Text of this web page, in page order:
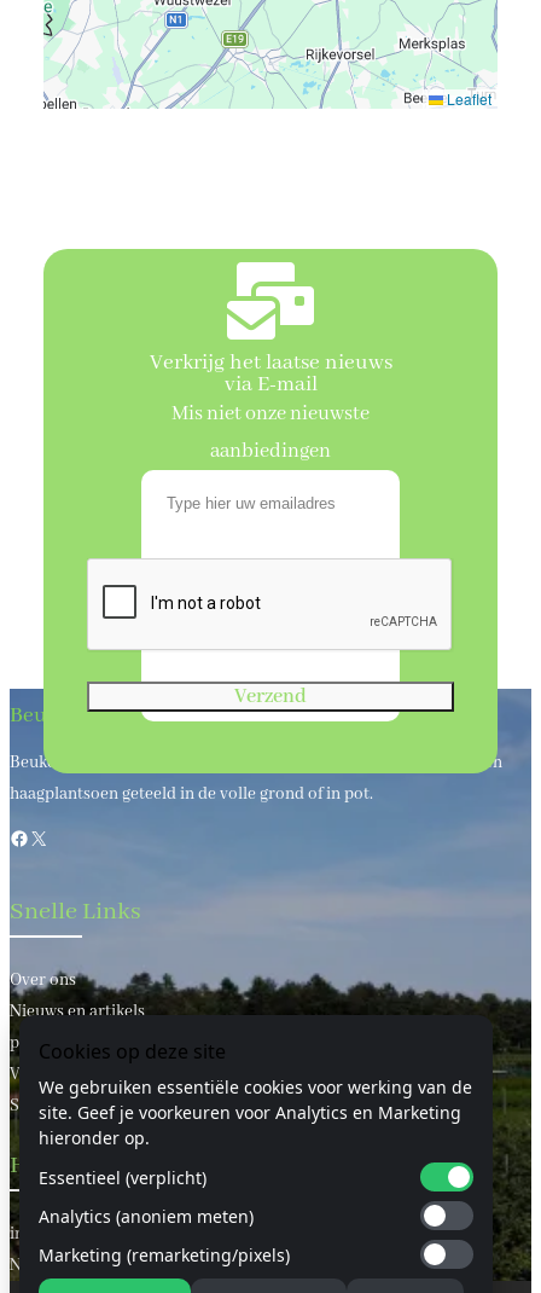
Leaflet
Verkrijg het laatse nieuws
via E-mail
Mis niet onze nieuwste
aanbiedingen
Verzend
Beukenhaagkwekerij
Beukenhaagkwekerij al meer dan 50 jaar uw leverancier van bos en
haagplantsoen geteeld in de volle grond of in pot.
Facebook
X
Snelle Links
Over ons
Nieuws en artikels
privacy statement
Voorwaarden
Sitemap
Handige Links
informatie
Neem contact met ons op
Cookies op deze site
We gebruiken essentiële cookies voor werking van de
site. Geef je voorkeuren voor Analytics en Marketing
hieronder op.
Essentieel (verplicht)
Analytics (anoniem meten)
Marketing (remarketing/pixels)